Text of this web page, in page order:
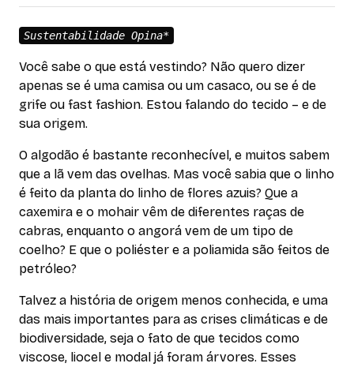
Sustentabilidade Opina*
Você sabe o que está vestindo? Não quero dizer
apenas se é uma camisa ou um casaco, ou se é de
grife ou fast fashion. Estou falando do tecido – e de
sua origem.
O algodão é bastante reconhecível, e muitos sabem
que a lã vem das ovelhas. Mas você sabia que o linho
é feito da planta do linho de flores azuis? Que a
caxemira e o mohair vêm de diferentes raças de
cabras, enquanto o angorá vem de um tipo de
coelho? E que o poliéster e a poliamida são feitos de
petróleo?
Talvez a história de origem menos conhecida, e uma
das mais importantes para as crises climáticas e de
biodiversidade, seja o fato de que tecidos como
viscose, liocel e modal já foram árvores. Esses